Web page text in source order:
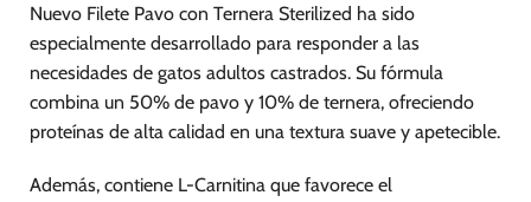
Nuevo Filete Pavo con Ternera Sterilized ha sido
especialmente desarrollado para responder a las
necesidades de gatos adultos castrados. Su fórmula
combina un 50% de pavo y 10% de ternera, ofreciendo
proteínas de alta calidad en una textura suave y apetecible.
Además, contiene L-Carnitina que favorece el